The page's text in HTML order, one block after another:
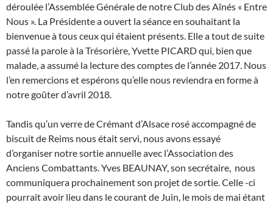
déroulée l’Assemblée Générale de notre Club des Aînés « Entre
Nous ». La Présidente a ouvert la séance en souhaitant la
bienvenue à tous ceux qui étaient présents. Elle a tout de suite
passé la parole à la Trésorière, Yvette PICARD qui, bien que
malade, a assumé la lecture des comptes de l’année 2017. Nous
l’en remercions et espérons qu’elle nous reviendra en forme à
notre goûter d’avril 2018.
Tandis qu’un verre de Crémant d’Alsace rosé accompagné de
biscuit de Reims nous était servi, nous avons essayé
d’organiser notre sortie annuelle avec l’Association des
Anciens Combattants. Yves BEAUNAY, son secrétaire, nous
communiquera prochainement son projet de sortie. Celle -ci
pourrait avoir lieu dans le courant de Juin, le mois de mai étant